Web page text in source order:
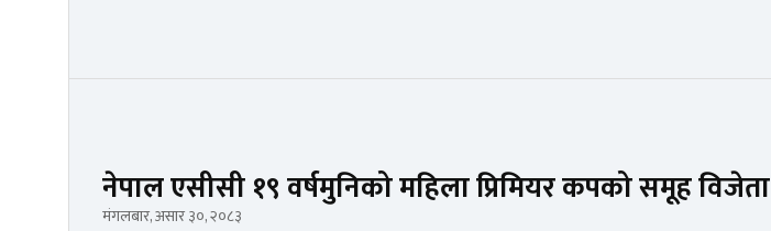
नेपाल एसीसी १९ वर्षमुनिको महिला प्रिमियर कपको समूह विजेता
मंगलबार, असार ३०, २०८३